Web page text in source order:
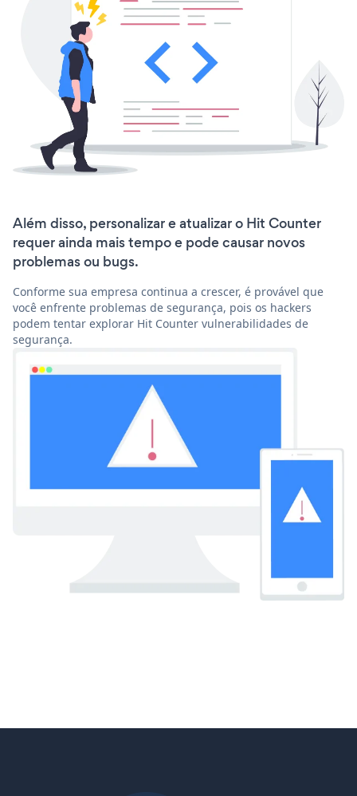
Além disso, personalizar e atualizar o Hit Counter
requer ainda mais tempo e pode causar novos
problemas ou bugs.
Conforme sua empresa continua a crescer, é provável que
você enfrente problemas de segurança, pois os hackers
podem tentar explorar Hit Counter vulnerabilidades de
segurança.